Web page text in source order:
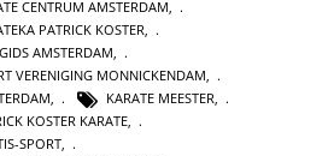
CENTRUM AMSTERDAM
PATRICK KOSTER
AMSTERDAM
VERENIGING MONNICKENDAM
KARATE MEESTER
KOSTER KARATE
SPORT